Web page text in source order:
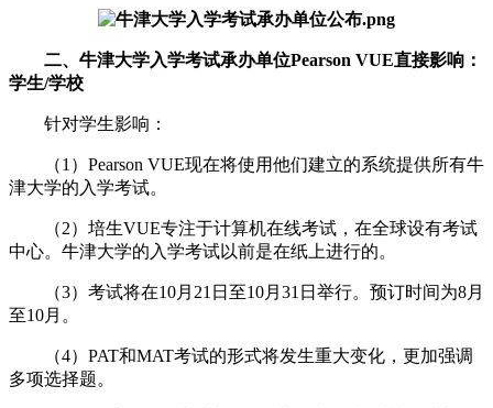
二、牛津大学入学考试承办单位Pearson VUE直接影响：
学生/学校
针对学生影响：
（1）Pearson VUE现在将使用他们建立的系统提供所有牛
津大学的入学考试。
（2）培生VUE专注于计算机在线考试，在全球设有考试
中心。牛津大学的入学考试以前是在纸上进行的。
（3）考试将在10月21日至10月31日举行。预订时间为8月
至10月。
（4）PAT和MAT考试的形式将发生重大变化，更加强调
多项选择题。